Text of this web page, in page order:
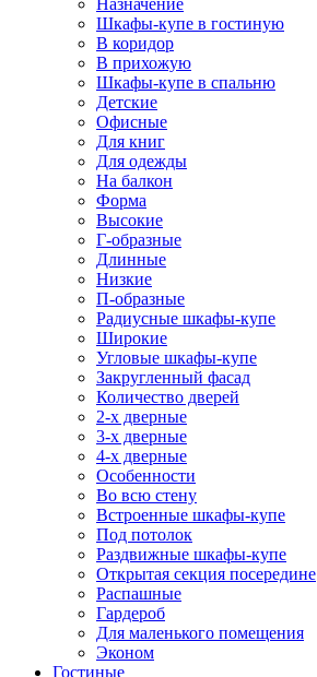
Назначение
Шкафы-купе в гостиную
В коридор
В прихожую
Шкафы-купе в спальню
Детские
Офисные
Для книг
Для одежды
На балкон
Форма
Высокие
Г-образные
Длинные
Низкие
П-образные
Радиусные шкафы-купе
Широкие
Угловые шкафы-купе
Закругленный фасад
Количество дверей
2-х дверные
3-х дверные
4-х дверные
Особенности
Во всю стену
Встроенные шкафы-купе
Под потолок
Раздвижные шкафы-купе
Открытая секция посередине
Распашные
Гардероб
Для маленького помещения
Эконом
Гостиные